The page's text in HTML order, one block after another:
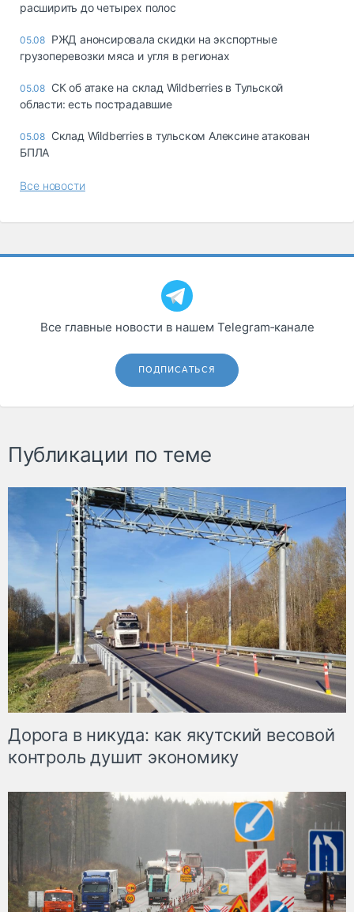
расширить до четырех полос
05.08 РЖД анонсировала скидки на экспортные
грузоперевозки мяса и угля в регионах
05.08 СК об атаке на склад Wildberries в Тульской
области: есть пострадавшие
05.08 Склад Wildberries в тульском Алексине атакован
БПЛА
Все новости
Все главные новости в нашем Telegram‑канале
ПОДПИСАТЬСЯ
Публикации по теме
Дорога в никуда: как якутский весовой
контроль душит экономику